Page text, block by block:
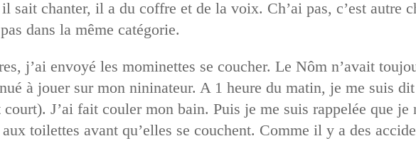
sait chanter, il a du coffre et de la voix. Ch’ai pas, c’est autre
dans la même catégorie.
j’ai envoyé les mominettes se coucher. Le Nôm n’avait
à jouer sur mon nininateur. A 1 heure du matin, je me suis dit
court). J’ai fait couler mon bain. Puis je me suis rappelée que je
toilettes avant qu’elles se couchent. Comme il y a des